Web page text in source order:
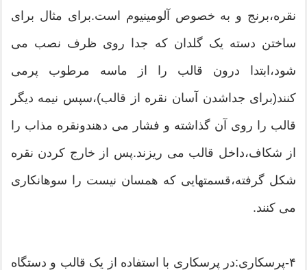
نقره،برنج و به خصوص آلومینیوم است.برای مثال برای
ساختن دسته یک گلدان که جدا روی ظرف نصب می
شود،ابتدا درون قالب را از ماسه مرطوب پرمی
کنند(برای جداشدن آسان نقره از قالب)،سپس نیمه دیگر
قالب را روی آن گذاشته و فشار می دهندونقره مذاب را
از شکاف،داخل قالب می ریزند.پس از خارج کردن نقره
شکل گرفته،قسمتهایی که همسان نیست را سوهانکاری
می کنند.
۴-پرسکاری:در پرسکاری با استفاده از یک قالب و دستگاه